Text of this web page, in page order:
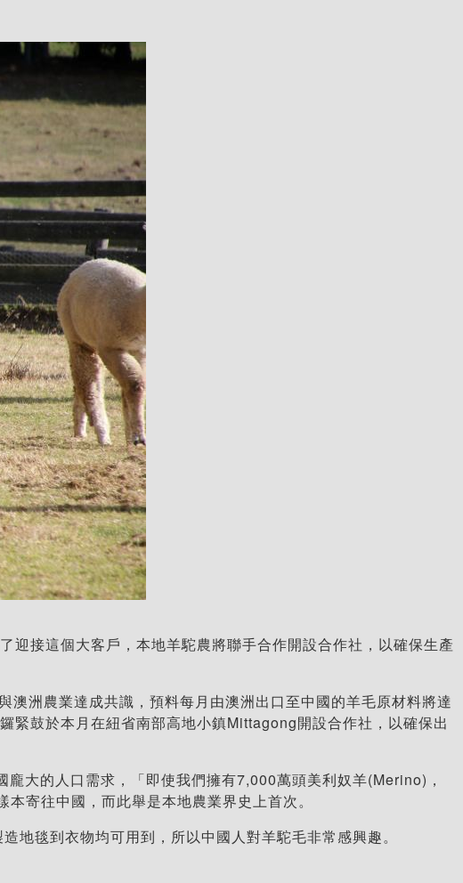
接這個大客戶，本地羊駝農將聯手合作開設合作社，以確保生產
洲農業達成共識，預料每月由澳洲出口至中國的羊毛原材料將達
緊鼓於本月在紐省南部高地小鎮Mittagong開設合作社，以確保出
大的人口需求，「即使我們擁有7,000萬頭美利奴羊(Merino)，
寄往中國，而此舉是本地農業界史上首次。
毯到衣物均可用到，所以中國人對羊駝毛非常感興趣。